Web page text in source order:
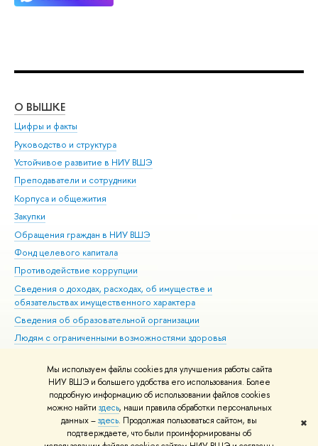
Мы используем файлы cookies для улучшения работы сайта
НИУ ВШЭ и большего удобства его использования. Более
подробную информацию об использовании файлов cookies
можно найти здесь, наши правила обработки персональных
данных –здесь. Продолжая пользоваться сайтом, вы
подтверждаете, что были проинформированы об
✖
О ВЫШКЕ
Цифры и факты
Руководство и структура
Устойчивое развитие в НИУ ВШЭ
Преподаватели и сотрудники
Корпуса и общежития
Закупки
Обращения граждан в НИУ ВШЭ
Фонд целевого капитала
Противодействие коррупции
Сведения о доходах, расходах, об имуществе и
обязательствах имущественного характера
Сведения об образовательной организации
Людям с ограниченными возможностями здоровья
Работа в Вышке